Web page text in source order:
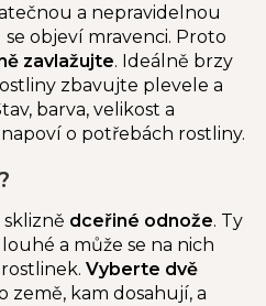
a nepravidelnou
objeví mravenci. Proto
zavlažujte. Ideálně brzy
zbavujte plevele a
barva, velikost a
o potřebách rostliny.
dceřiné odnože. Ty
a může se na nich
Vyberte dvě
země, kam dosahují, a